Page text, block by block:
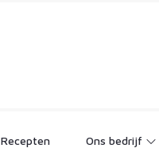
Recepten Ons bedrijf